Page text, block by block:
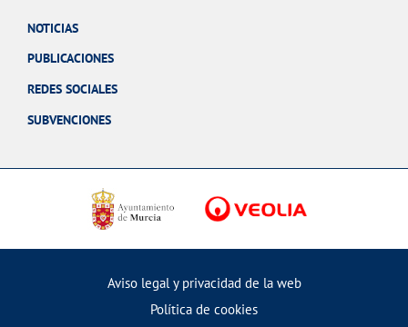
NOTICIAS
PUBLICACIONES
REDES SOCIALES
SUBVENCIONES
Aviso legal y privacidad de la web
Política de cookies